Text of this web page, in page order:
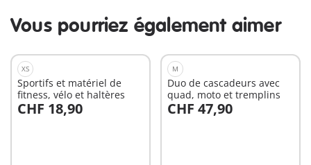
Vous pourriez également aimer
XS
Sportifs et matériel de
fitness, vélo et haltères
CHF 18,90
Au panier
M
Duo de cascadeurs avec
quad, moto et tremplins
CHF 47,90
Au panier